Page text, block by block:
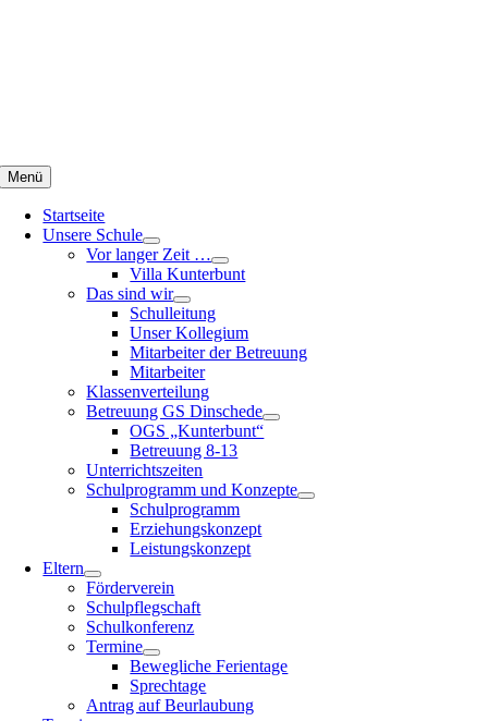
Menü
Startseite
Unsere Schule
Vor langer Zeit …
Villa Kunterbunt
Das sind wir
Schulleitung
Unser Kollegium
Mitarbeiter der Betreuung
Mitarbeiter
Klassenverteilung
Betreuung GS Dinschede
OGS „Kunterbunt“
Betreuung 8-13
Unterrichtszeiten
Schulprogramm und Konzepte
Schulprogramm
Erziehungskonzept
Leistungskonzept
Eltern
Förderverein
Schulpflegschaft
Schulkonferenz
Termine
Bewegliche Ferientage
Sprechtage
Antrag auf Beurlaubung